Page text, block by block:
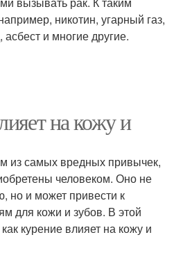
никотин, угарный газ,
и многие другие.
на кожу и
из самых вредных привычек,
человеком. Оно не
но и может привести к
для кожи и зубов. В этой
курение влияет на кожу и